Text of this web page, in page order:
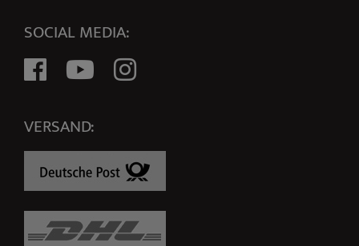
SOCIAL MEDIA:
VERSAND: